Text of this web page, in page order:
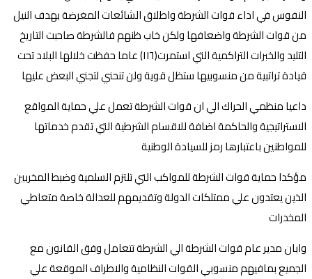
النفوس في اداء قوات الشرطة واطلاق الشائعات المغرضة بهدف النيل
من قوات الشرطة واضعافها ولكن خاب ظنهم فالشرطة صاحبت التاريخ
التليد والخبرات التراكمية التي استمرت(١١٦) عاما حفظت خلالها البلاد تحت
قيادة تراتبية من منسوبيها ستظل قوية ولن تنحني لتجني البعض عليها
داعيا منظمي الحراك الي ان قوات الشرطة تعمل علي حماية المواقع
الاستراتيجية والحاكمة اضافة للاقسام الشرطية التي تقدم خدماتها
للمواطنين باعتبارها رمز للسيادة الوطنية
مؤكدا حماية قوات الشرطة للمواكب التي تلتزم السلمية وضبط المخربين
الذين يعتدون علي ممتلكات الدولة وتقديمهم للعدالة خاصة متعاطي
المخدرات
وابان مدير عام قوات الشرطة الي الشرطة تتعامل وفق القانون مع
الجميع بمافيهم منسوبي القوات النظامية والاطراف الموقعة علي